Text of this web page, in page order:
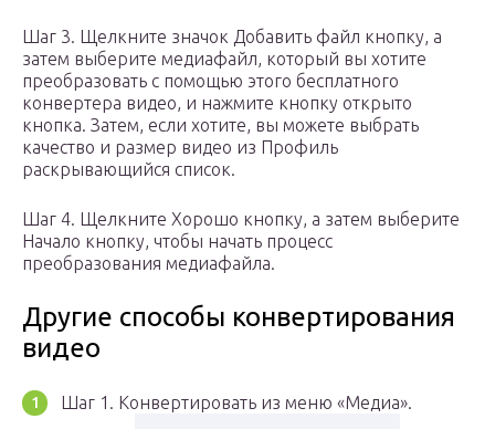
Шаг 3. Щелкните значок Добавить файл кнопку, а
затем выберите медиафайл, который вы хотите
преобразовать с помощью этого бесплатного
конвертера видео, и нажмите кнопку открыто
кнопка. Затем, если хотите, вы можете выбрать
качество и размер видео из Профиль
раскрывающийся список.
Шаг 4. Щелкните Хорошо кнопку, а затем выберите
Начало кнопку, чтобы начать процесс
преобразования медиафайла.
Другие способы конвертирования
видео
Шаг 1. Конвертировать из меню «Медиа».